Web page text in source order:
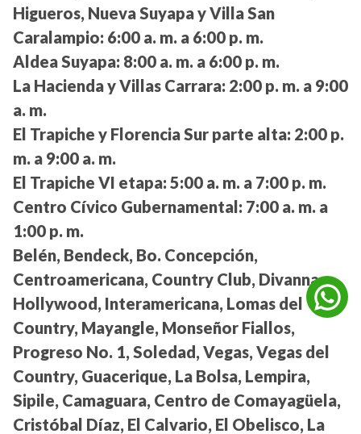
Higueros, Nueva Suyapa y Villa San
Caralampio: 6:00 a. m. a 6:00 p. m.
Aldea Suyapa: 8:00 a. m. a 6:00 p. m.
La Hacienda y Villas Carrara: 2:00 p. m. a 9:00
a. m.
El Trapiche y Florencia Sur parte alta: 2:00 p.
m. a 9:00 a. m.
El Trapiche VI etapa: 5:00 a. m. a 7:00 p. m.
Centro Cívico Gubernamental: 7:00 a. m. a
1:00 p. m.
Belén, Bendeck, Bo. Concepción,
Centroamericana, Country Club, Divanna,
Hollywood, Interamericana, Lomas del
Country, Mayangle, Monseñor Fiallos,
Progreso No. 1, Soledad, Vegas, Vegas del
Country, Guacerique, La Bolsa, Lempira,
Sipile, Camaguara, Centro de Comayagüela,
Cristóbal Díaz, El Calvario, El Obelisco, La